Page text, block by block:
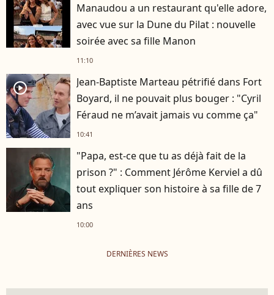
Manaudou a un restaurant qu'elle adore,
avec vue sur la Dune du Pilat : nouvelle
soirée avec sa fille Manon
11:10
player2
Jean-Baptiste Marteau pétrifié dans Fort
Boyard, il ne pouvait plus bouger : "Cyril
Féraud ne m’avait jamais vu comme ça"
10:41
"Papa, est-ce que tu as déjà fait de la
prison ?" : Comment Jérôme Kerviel a dû
tout expliquer son histoire à sa fille de 7
ans
10:00
DERNIÈRES NEWS